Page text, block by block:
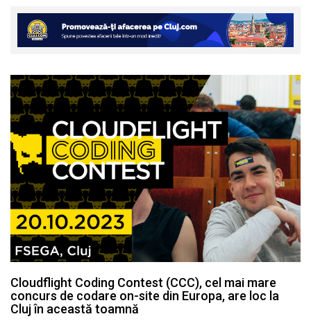
Cloudflight Coding Contest (CCC), cel mai mare
concurs de codare on-site din Europa, are loc la
Cluj în această toamnă